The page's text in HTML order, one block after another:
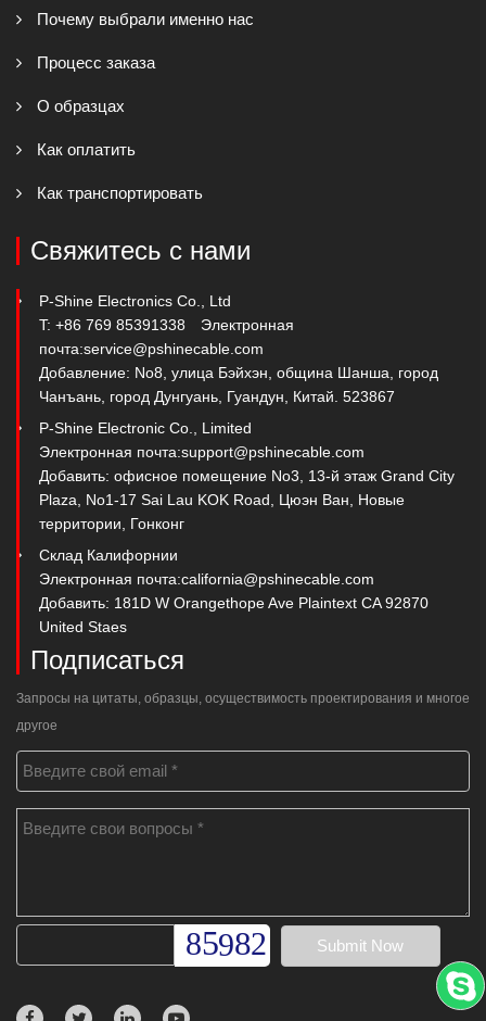
Почему выбрали именно нас
Процесс заказа
О образцах
Как оплатить
Как транспортировать
Свяжитесь с нами
P-Shine Electronics Co., Ltd
T: +86 769 85391338
Электронная
почта:service@pshinecable.com
Добавление: No8, улица Бэйхэн, община Шанша, город
Чанъань, город Дунгуань, Гуандун, Китай. 523867
P-Shine Electronic Co., Limited
Электронная почта:support@pshinecable.com
Добавить: офисное помещение No3, 13-й этаж Grand City
Plaza, No1-17 Sai Lau KOK Road, Цюэн Ван, Новые
территории, Гонконг
Склад Калифорнии
Электронная почта:california@pshinecable.com
Добавить: 181D W Orangethope Ave Plaintext CA 92870
United Staes
Подписаться
Запросы на цитаты, образцы, осуществимость проектирования и многое
другое